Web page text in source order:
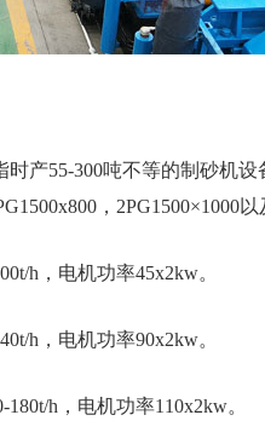
产55-300吨不等的制砂机
，2PG1500×1000
h，电机功率45x2kw。
h，电机功率90x2kw。
h，电机功率110x2kw。